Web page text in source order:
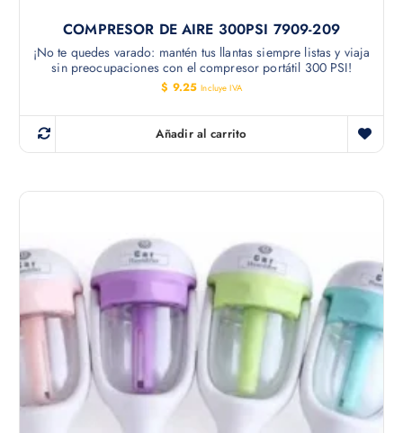
COMPRESOR DE AIRE 300PSI 7909-209
¡No te quedes varado: mantén tus llantas siempre listas y viaja
sin preocupaciones con el compresor portátil 300 PSI!
$ 9.25 Incluye IVA
Añadir al carrito